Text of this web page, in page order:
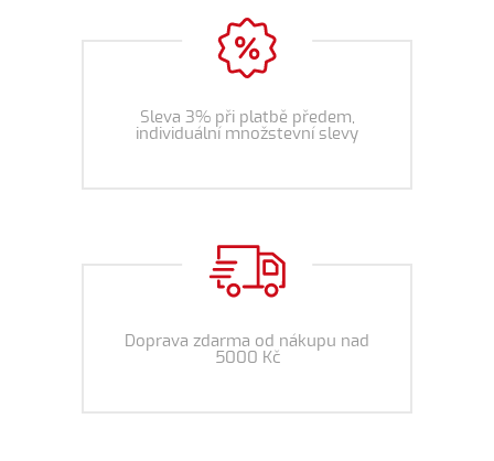
Sleva 3% při platbě předem,
individuální množstevní slevy
Doprava zdarma od nákupu nad
5000 Kč